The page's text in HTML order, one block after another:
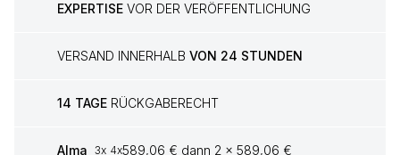
EXPERTISE VOR DER VERÖFFENTLICHUNG
VERSAND INNERHALB VON 24 STUNDEN
14 TAGE RÜCKGABERECHT
Alma 3x 4x589,06 € dann 2 x 589,06 €